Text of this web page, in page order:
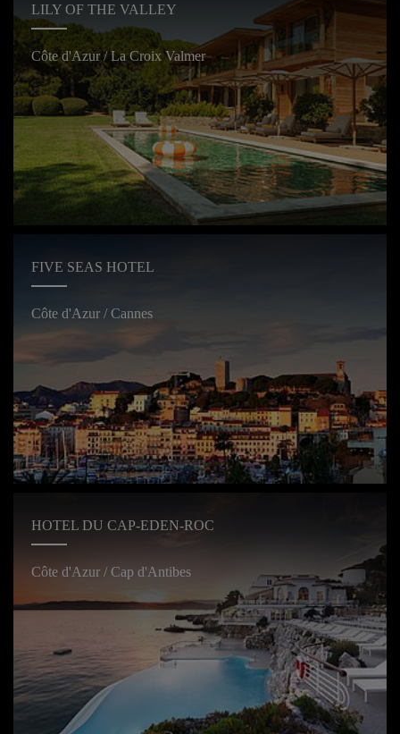
LILY OF THE VALLEY
Côte d'Azur / La Croix Valmer
FIVE SEAS HOTEL
Côte d'Azur / Cannes
HOTEL DU CAP-EDEN-ROC
Côte d'Azur / Cap d'Antibes